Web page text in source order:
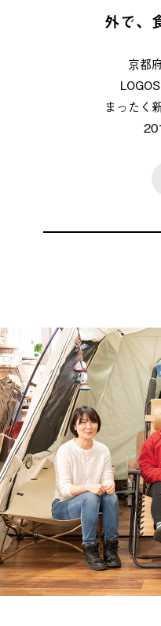
外で、
京都
まったく